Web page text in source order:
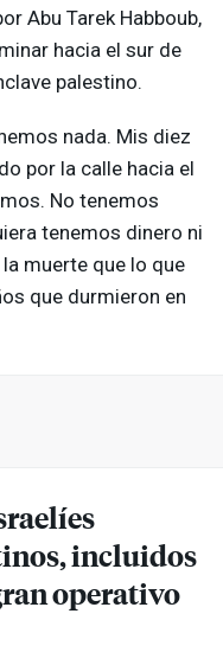
Abu Tarek Habboub,
hacia el sur de
palestino.
nada. Mis diez
por la calle hacia el
No tenemos
tenemos dinero ni
muerte que lo que
que durmieron en
incluidos
operativo